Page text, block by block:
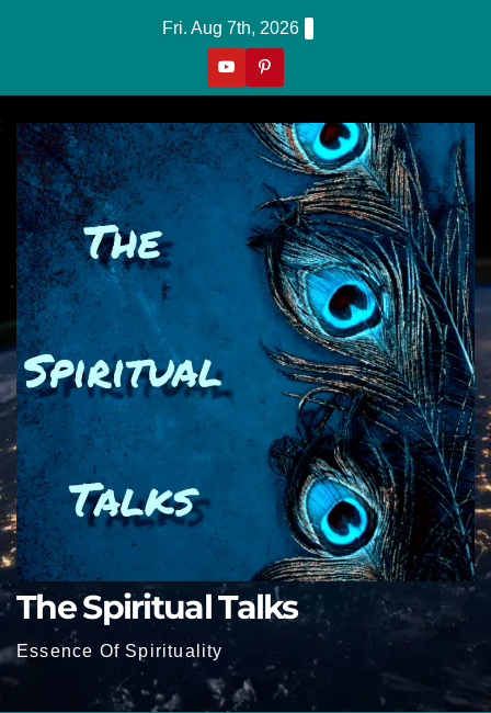
Fri. Aug 7th, 2026
The Spiritual Talks
Essence Of Spirituality